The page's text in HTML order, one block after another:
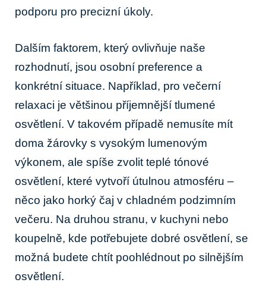
podporu pro precizní úkoly.
Dalším faktorem, ⁤který ovlivňuje naše
⁤rozhodnutí, jsou osobní​ preference a
konkrétní situace. Například, pro večerní
⁣relaxaci je většinou příjemnější tlumené
⁣osvětlení. V takovém‌ případě ⁣nemusíte‍ mít
doma žárovky s vysokým lumenovým
výkonem, ale spíše zvolit ⁣teplé⁣ tónové
osvětlení,‍ které vytvoří útulnou ⁢atmosféru –
‌něco jako horký čaj v chladném ​podzimním
večeru. Na druhou stranu,⁤ v kuchyni nebo
koupelně, kde‍ potřebujete dobré osvětlení, se
možná⁣ budete⁤ chtít poohlédnout po silnějším
osvětlení.